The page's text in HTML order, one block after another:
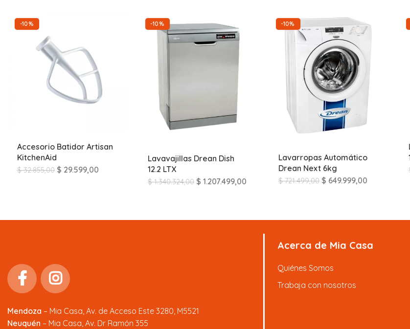
-10%
Accesorio Batidor Artisan
KitchenAid
$32.855,00 $ 29.599,00
-10%
Lavavajillas Drean Dish
12.2 LTX
$1.340.324,00 $ 1.207.499,00
-10%
Lavarropas Automático
Drean Next 6kg
$721.499,00 $ 649.999,00
Mendoza – Mia Casa, Av. de Acceso Este 3280, M5521
Neuquén – Mia Casa, Av. Dr Ramón 355
Acerca de Mia Casa
Quiénes Somos
Trabaja con nosotros